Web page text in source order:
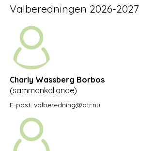
Valberedningen 2026-2027
Charly Wassberg Borbos
(sammankallande)
E-post: valberedning@atr.nu